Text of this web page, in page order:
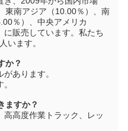
東南アジア（10.00％）、南
％）、中央アメリカ
に販売しています。私たち
います。
か？
あります。
ますか？
高度作業トラック、レッ